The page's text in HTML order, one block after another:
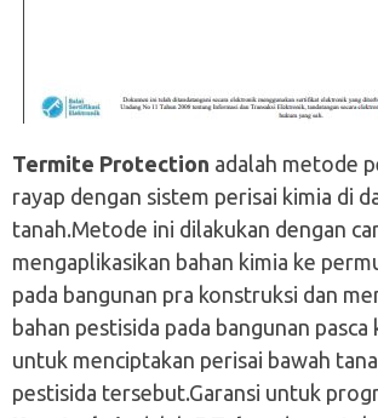
Termite Protection adalah metode
rayap dengan sistem perisai kimia di
tanah.Metode ini dilakukan dengan
mengaplikasikan bahan kimia ke
pada bangunan pra konstruksi dan
bahan pestisida pada bangunan pasca
untuk menciptakan perisai bawah
pestisida tersebut.Garansi untuk